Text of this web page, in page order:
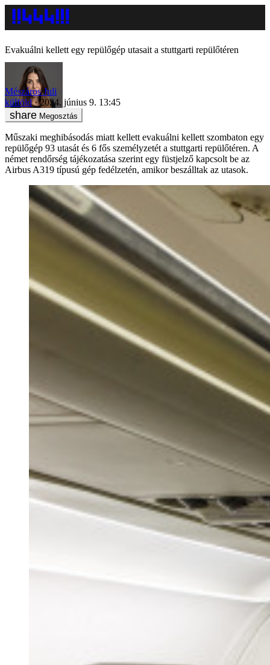
Evakuálni kellett egy repülőgép utasait a stuttgarti repülőtéren
Mészáros Juli
külföld
2024. június 9. 13:45
Megosztás
Műszaki meghibásodás miatt kellett evakuálni kellett szombaton egy
repülőgép 93 utasát és 6 fős személyzetét a stuttgarti repülőtéren. A
német rendőrség tájékozatása szerint egy füstjelző kapcsolt be az
Airbus A319 típusú gép fedélzetén, amikor beszálltak az utasok.